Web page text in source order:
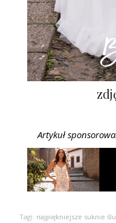
Artykuł
Tagi: najpiękniejsze suknie